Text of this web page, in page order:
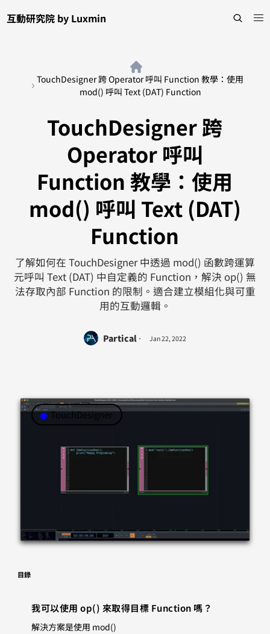
互動研究院 by Luxmin
TouchDesigner 跨 Operator 呼叫 Function 教學：使用
mod() 呼叫 Text (DAT) Function
TouchDesigner 跨
Operator 呼叫
Function 教學：使用
mod() 呼叫 Text (DAT)
Function
了解如何在 TouchDesigner 中透過 mod() 函數跨運算
元呼叫 Text (DAT) 中自定義的 Function，解決 op() 無
法存取內部 Function 的限制。適合建立模組化與可重
用的互動邏輯。
Partical Jan 22, 2022
TouchDesigner
目錄
我可以使用 op() 來取得目標 Function 嗎？
解決方案是使用 mod()